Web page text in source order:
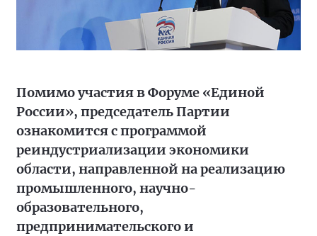
Помимо участия в Форуме «Единой
России», председатель Партии
ознакомится с программой
реиндустриализации экономики
области, направленной на реализацию
промышленного, научно-
образовательного,
предпринимательского и